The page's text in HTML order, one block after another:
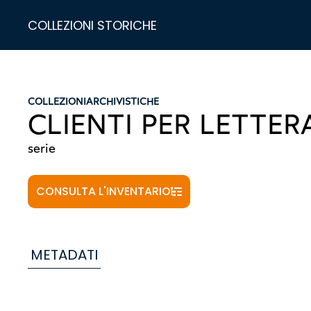
COLLEZIONI STORICHE
COLLEZIONIARCHIVISTICHE
CLIENTI PER
serie
CONSULTA L'INVENTARIO
METADATI